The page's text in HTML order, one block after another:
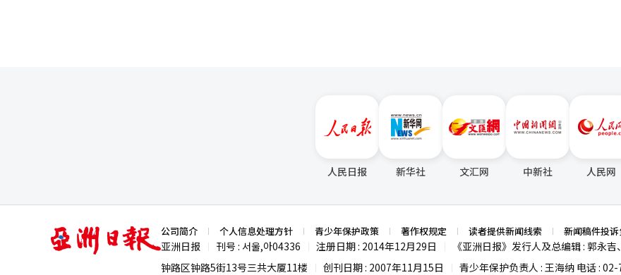
人民日报 新华社 文汇网 中新社 人民网
亚
洲
日
公司简介 个人信息处理方针 青少年保护政策 著作权规定 读者提供新闻线索 新闻稿件投
亚洲日报 刊号 : 서울,아04336 注册日期 : 2014年12月29日 《亚洲日报》发行人及总编辑 : 郭永
钟路区钟路5街13号三共大厦11楼
创刊日期 : 2007年11月15日 青少年保护负责人 : 王海纳 电话 :